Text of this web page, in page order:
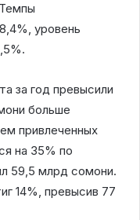
уровень
за год превысили
больше
привлеченных
на 35% по
59,5 млрд сомони.
14%, превысив 77